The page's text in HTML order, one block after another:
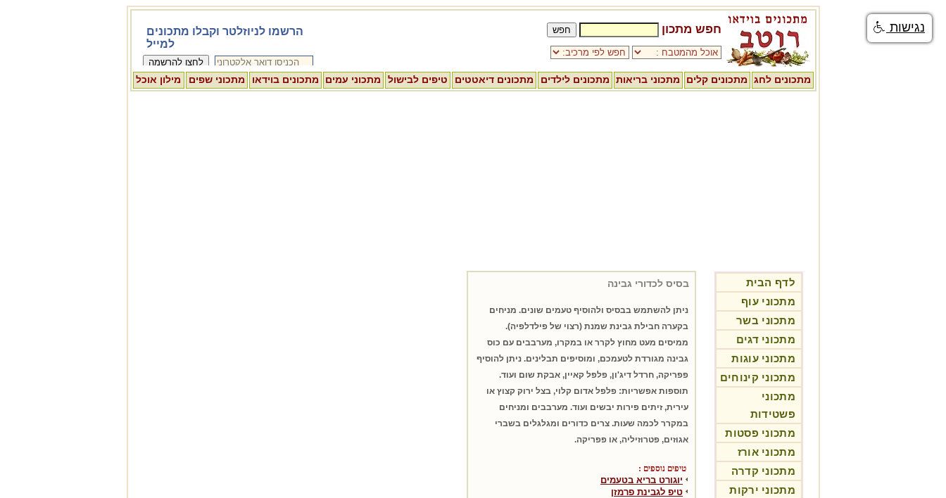
חפש מתכון
מתכונים לחג מתכונים קלים מתכוני בריאות מתכונים לילדים מתכונים דיאטטים טיפים לבישול מתכוני עמים מתכונים בוידאו מתכוני שפים מילון אוכל
לדף הבית
מתכוני עוף
מתכוני בשר
מתכוני דגים
מתכוני עוגות
מתכוני קינוחים
מתכוני
פשטידות
מתכוני פסטות
מתכוני אורז
מתכוני קדרה
מתכוני ירקות
בסיס לכדורי גבינה
ניתן להשתמש בבסיס ולהוסיף טעמים שונים. מניחים
בקערה חבילת גבינת שמנת (רצוי של פילדלפיה).
ממיסים מעט מחוץ לקרר או במקרו, מערבבים עם כוס
גבינה מגורדת לטעמכם, ומוסיפים תבלינים. ניתן להוסיף
פפריקה, חרדל דיג'ון, פלפל קאיין, אבקת שום ועוד.
תוספות אפשריות: פלפל אדום קלוי, בצל ירוק קצוץ או
עירית, זיתים פירות יבשים ועוד. מערבבים ומניחים
במקרר לכמה שעות. צרים כדורים ומגלגלים בשברי
אגוזים, פטרוזיליה, או פפריקה.
טיפים נוספים :
יוגורט בריא בטעמים
טיפ לגבינת פרמזן
נגישות